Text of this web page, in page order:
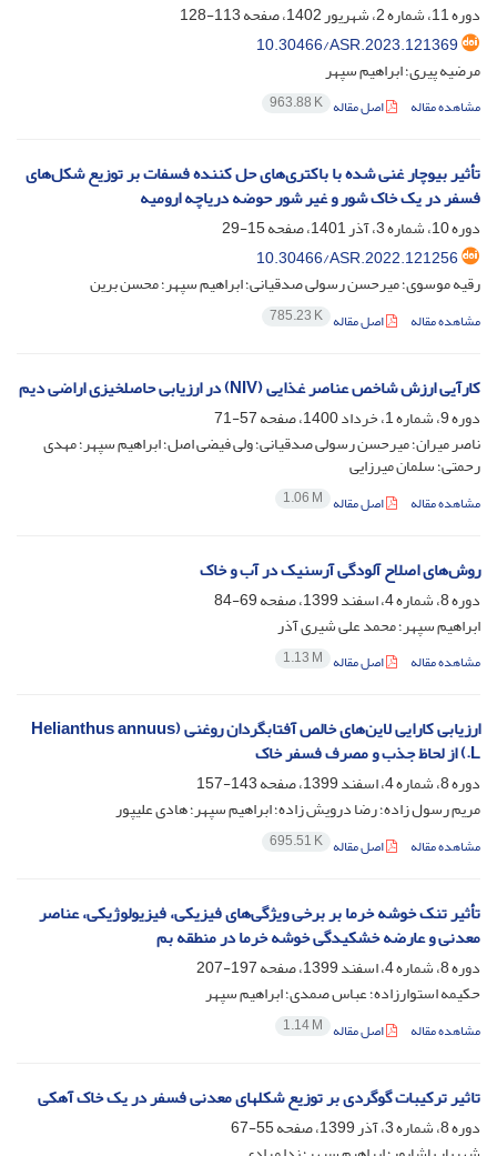
دوره 11، شماره 2، شهریور 1402، صفحه
113-128
10.30466/ASR.2023.121369
مرضیه پیری؛ ابراهیم سپهر
مشاهده مقاله اصل مقاله 963.88 K
تأثیر بیوچار غنی شده با باکتری‌های حل کننده فسفات بر توزیع شکل‌های
فسفر در یک خاک‌ شور و غیر شور حوضه دریاچه ارومیه
دوره 10، شماره 3، آذر 1401، صفحه
15-29
10.30466/ASR.2022.121256
رقیه موسوی؛ میرحسن رسولی صدقیانی؛ ابراهیم سپهر؛ محسن برین
مشاهده مقاله اصل مقاله 785.23 K
کارآیی ارزش شاخص عناصر غذایی (NIV) در ارزیابی حاصلخیزی اراضی دیم
دوره 9، شماره 1، خرداد 1400، صفحه
57-71
ناصر میران؛ میرحسن رسولی صدقیانی؛ ولی فیضی اصل؛ ابراهیم سپهر؛ مهدی
رحمتی؛ سلمان میرزایی
مشاهده مقاله اصل مقاله 1.06 M
روش‌های اصلاح آلودگی آرسنیک در آب و خاک
دوره 8، شماره 4، اسفند 1399، صفحه
69-84
ابراهیم سپهر؛ محمد علی شیری آذر
مشاهده مقاله اصل مقاله 1.13 M
ارزیابی کارایی لاین‌های خالص آفتابگردان روغنی (Helianthus annuus
L.) از لحاظ جذب و مصرف فسفر خاک
دوره 8، شماره 4، اسفند 1399، صفحه
143-157
مریم رسول زاده؛ رضا درویش زاده؛ ابراهیم سپهر؛ هادی علیپور
مشاهده مقاله اصل مقاله 695.51 K
تأثیر تنک خوشه خرما بر برخی ویژگی‌های فیزیکی، فیزیولوژیکی، عناصر
معدنی و عارضه خشکیدگی خوشه خرما در منطقه بم
دوره 8، شماره 4، اسفند 1399، صفحه
197-207
حکیمه استوارزاده؛ عباس صمدی؛ ابراهیم سپهر
مشاهده مقاله اصل مقاله 1.14 M
تاثیر ترکیبات گوگردی بر توزیع شکلهای معدنی فسفر در یک خاک آهکی
دوره 8، شماره 3، آذر 1399، صفحه
55-67